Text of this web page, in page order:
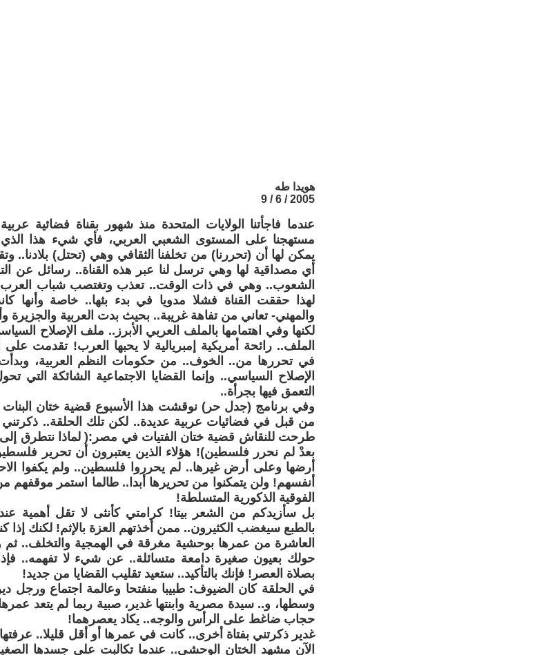
هويدا طه
2005 / 6 / 9
عندما فاجأتنا الولايات المتحدة منذ شهور بقناة فضائية
مستهجنا على المستوى الشعبي العربي، فأي شيء هذا الذي
يمكن لها أن (تحررنا) من تخلفنا الثقافي وهي (تحتل) بلادنا..
أي مصداقية لها وهي ترسل لنا عبر هذه القناة.. رسائل عن
الشعوب.. وهي في ذات الوقت.. تعذب وتغتصب شباب العرب
لهذا حققت القناة فشلا مدويا في بدء بثها.. خاصة
والمهني- تعاني من تفاهة غريبة.. بحيث بدت العربية والجزيرة
لكنها وفي اهتمامها بالملف العربي الأبرز.. ملف الإصلاح
الملف.. رائحة أمريكية إمبريالية لا يحبها العرب! تقدمت على
في تحررها من.. الخوف.. من حكومات النظم العربية،
الإصلاح السياسي.. وإنما القضايا الاجتماعية الشائكة التي
التعمق فيها بجرأة..
وفي برنامج (جدل حر) نوقشت هذا الأسبوع قضية ختان
من قبل في فضائيات عربية عديدة.. لكن تلك الحلقة.. ذكرتني
طرحت للنقاش قضية ختان الفتيات في مصر:( لماذا نتطرق إلى
بعدْ لم نحرر فلسطين)! هؤلاء الذين يعتبرون أن تحرير
أرضها وعلى أرض غيرها.. لم يحرروا فلسطين.. ولم يكفوا
أنفسهم! ولن يتمكنوا من تحريرها أبدا.. طالما استمر موقفهم
الفوقية الذكورية المتسلطة!
بل سأزيدكم من الشعر بيتا! كرامتي كأنثى لا تقل أهمية
بالطبع سيغضب الكثيرون.. ممن أخذتهم العزة بالإثم! لكنك
العاشرة من عمرها بوحشية مغرقة في الهمجية والتخلف.. ثم
حولك بعيون صغيرة دامعة متسائلة.. عن شيء لا تفهمه..
بصلاة العصر! فإنك بالتأكيد.. ستعيد تقليب القضايا من جديد!
في الحلقة كان الضيوف: طبيبا منفتحا وعالمة اجتماع ورجل
وسطها، و.. سيدة مصرية وابنتها غدير، صبية ربما لم يتعد
حجاب ضاغط على الرأس والوجه.. يكاد يعصرهما!
غدير ذكرتني بفتاة أخرى.. كانت في عمرها أو أقل قليلا..
الآن مشهد الختان الوحشي.. عندما تكالبت على جسدها